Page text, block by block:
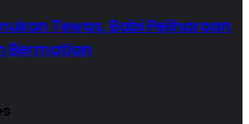
Tewas, Babi Peliharaan
Bermatian